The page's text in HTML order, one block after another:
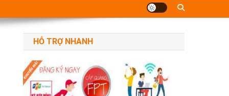
HỖ TRỢ NHANH